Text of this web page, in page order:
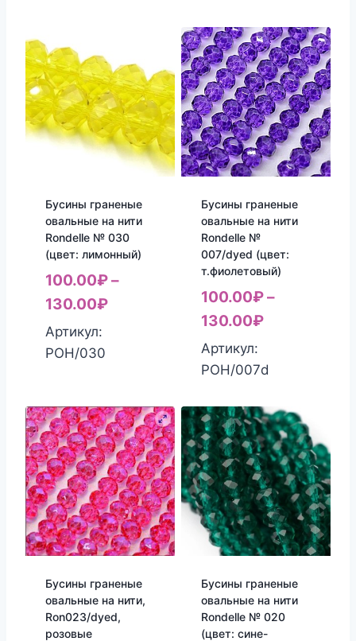
Бусины граненые
овальные на нити
Rondelle № 030
(цвет: лимонный)
100.00₽–
130.00₽
Артикул:
РОН/030
Бусины граненые
овальные на нити
Rondelle №
007/dyed (цвет:
т.фиолетовый)
100.00₽–
130.00₽
Артикул:
РОН/007d
Бусины граненые
овальные на нити,
Ron023/dyed,
розовые
Бусины граненые
овальные на нити
Rondelle № 020
(цвет: сине-